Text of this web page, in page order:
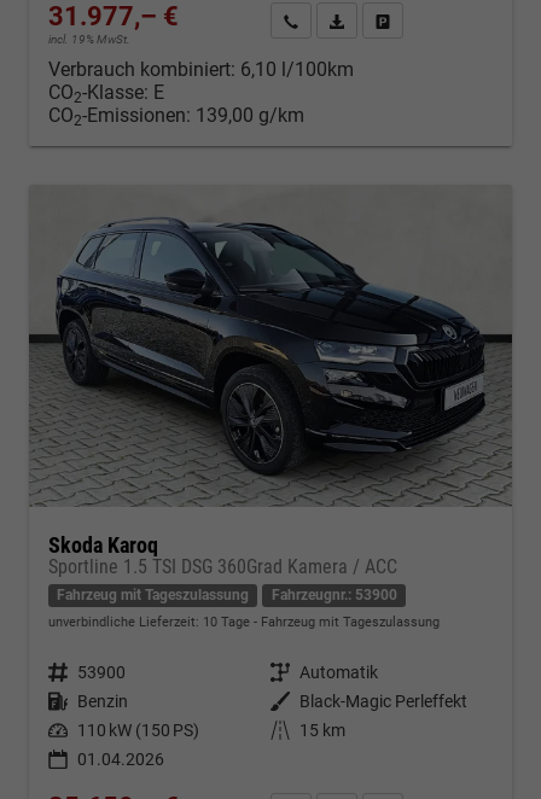
31.977,– €
incl. 19% MwSt.
Kontakt & Angebot anfordern
PDF-Datei, Fahrzeugexposé
Verbrauch kombiniert: 6,10 l/100km
CO2-Klasse: E
CO2-Emissionen: 139,00 g/km
Skoda Karoq
Sportline 1.5 TSI DSG 360Grad Kamera / ACC
Fahrzeug mit Tageszulassung Fahrzeugnr.: 53900
unverbindliche Lieferzeit: 10 Tage Fahrzeug mit Tageszulassung
Fahrzeugnr. 53900 Getriebe Automatik
Kraftstoff Benzin Außenfarbe
Black-Magic Perleffekt
Leistung 110 kW (150 PS) Kilometerstand
15 km
01.04.2026